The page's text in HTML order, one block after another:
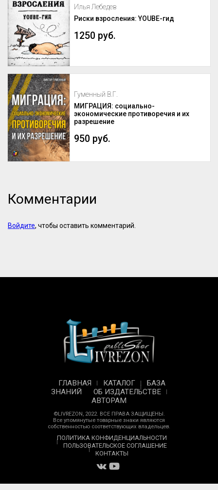
Илья Лебедев
Риски взросления: YOUBE-гид
1250 руб.
Гуменный В.Г.
МИГРАЦИЯ: социально-
экономические противоречия и их
разрешение
950 руб.
Комментарии
Войдите, чтобы оставить комментарий.
ГЛАВНАЯ КАТАЛОГ
БАЗА
ЗНАНИЙ
ОБ ИЗДАТЕЛЬСТВЕ
АВТОРАМ
©LIVREZON, 2022. ВСЕ ПРАВА ЗАЩИЩЕНЫ.
Все упомянутые товарные знаки являются
собственностью соответствующих владельцев.
ПОЛИТИКА КОНФИДЕНЦИАЛЬНОСТИ
ПОЛЬЗОВАТЕЛЬСКОЕ СОГЛАШЕНИЕ
КОНТАКТЫ